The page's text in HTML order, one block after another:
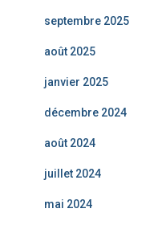
septembre 2025
août 2025
janvier 2025
décembre 2024
août 2024
juillet 2024
mai 2024